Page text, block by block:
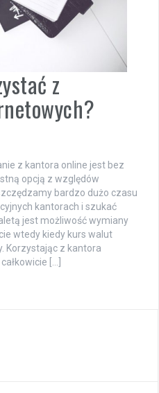
z
z kantora online jest bez
opcją z względów
bardzo dużo czasu
kantorach i szukać
jest możliwość wymiany
wtedy kiedy kurs walut
Korzystając z kantora
[…]